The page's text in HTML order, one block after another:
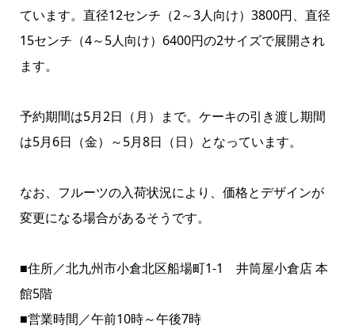
ています。直径12センチ（2～3人向け）3800円、直径
15センチ（4～5人向け）6400円の2サイズで展開され
ます。
予約期間は5月2日（月）まで。ケーキの引き渡し期間
は5月6日（金）～5月8日（日）となっています。
なお、フルーツの入荷状況により、価格とデザインが
変更になる場合があるそうです。
■住所／北九州市小倉北区船場町1-1 井筒屋小倉店 本
館5階
■営業時間／午前10時～午後7時